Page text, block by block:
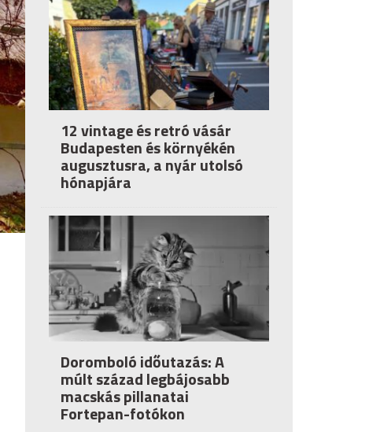
12 vintage és retró vásár
Budapesten és környékén
augusztusra, a nyár utolsó
hónapjára
Doromboló időutazás: A
múlt század legbájosabb
macskás pillanatai
Fortepan-fotókon